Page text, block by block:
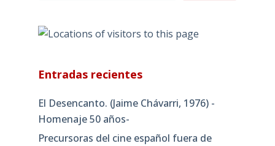
Entradas recientes
El Desencanto. (Jaime Chávarri, 1976) -
Homenaje 50 años-
Precursoras del cine español fuera de